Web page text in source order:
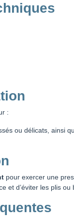
:
ou délicats, ainsi
pour exercer une
et d’éviter les plis ou